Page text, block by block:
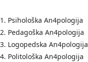
Psihološka An4pologija
Pedagoška An4pologija
Logopedska An4pologija
Politološka An4pologija